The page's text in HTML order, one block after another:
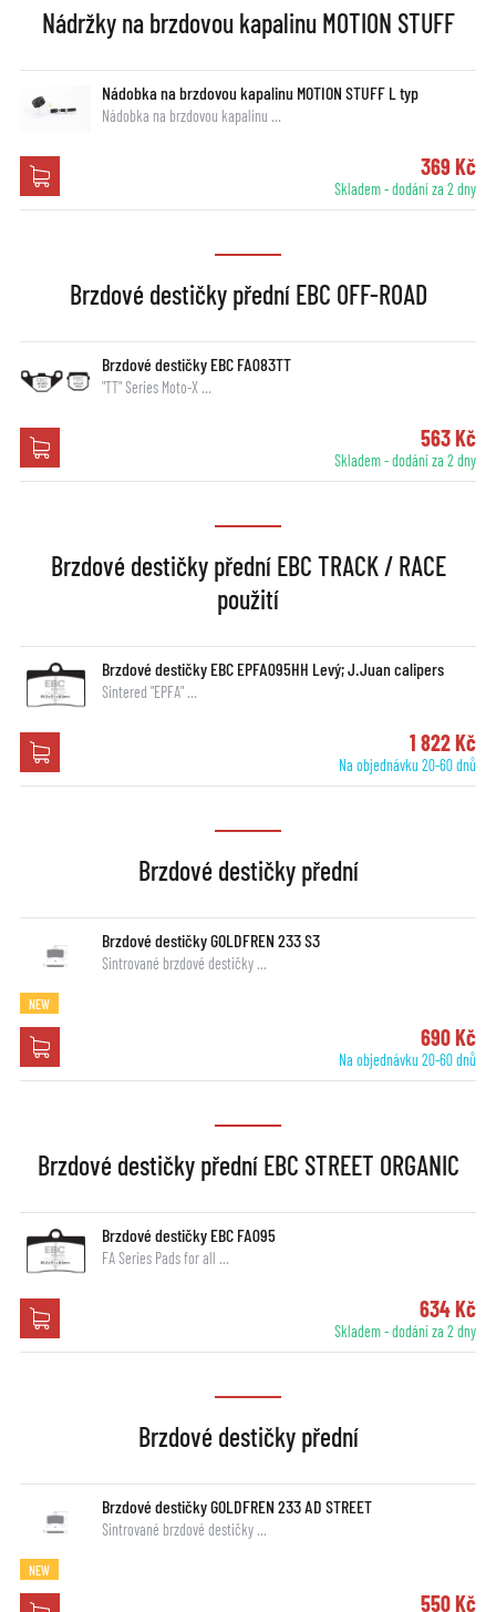
Nádržky na brzdovou kapalinu MOTION STUFF
Nádobka na brzdovou kapalinu MOTION STUFF L typ
Nádobka na brzdovou kapalinu …
369 Kč
Skladem - dodání za 2 dny
Brzdové destičky přední EBC OFF-ROAD
Brzdové destičky EBC FA083TT
"TT" Series Moto-X …
563 Kč
Skladem - dodání za 2 dny
Brzdové destičky přední EBC TRACK / RACE
použití
Brzdové destičky EBC EPFA095HH Levý; J.Juan calipers
Sintered "EPFA" …
1 822 Kč
Na objednávku 20-60 dnů
Brzdové destičky přední
Brzdové destičky GOLDFREN 233 S3
Sintrované brzdové destičky …
NEW
690 Kč
Na objednávku 20-60 dnů
Brzdové destičky přední EBC STREET ORGANIC
Brzdové destičky EBC FA095
FA Series Pads for all …
634 Kč
Skladem - dodání za 2 dny
Brzdové destičky přední
Brzdové destičky GOLDFREN 233 AD STREET
Sintrované brzdové destičky …
NEW
550 Kč